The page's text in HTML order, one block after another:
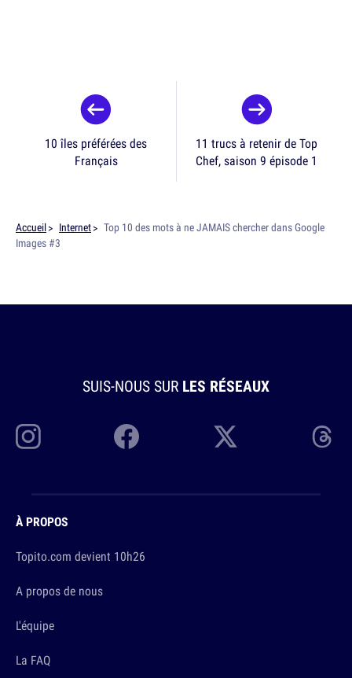
10 îles préférées des
Français
11 trucs à retenir de Top
Chef, saison 9 épisode 1
Accueil Internet
Top 10 des mots à ne JAMAIS chercher dans Google
Images #3
SUIS-NOUS SUR LES RÉSEAUX
À PROPOS
Topito.com devient 10h26
A propos de nous
L'équipe
La FAQ